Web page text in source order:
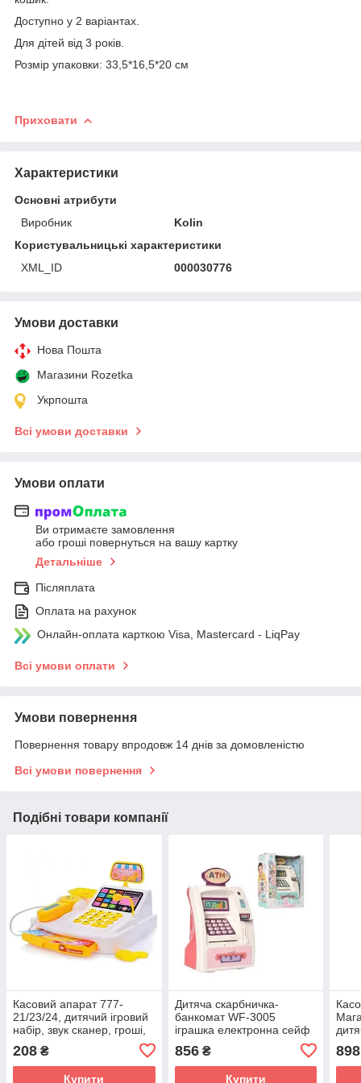
Доступно у 2 варіантах.
Для дітей від 3 років.
Розмір упаковки: 33,5*16,5*20 см
Приховати
Характеристики
Основні атрибути
Виробник
Kolin
Користувальницькі характеристики
XML_ID
000030776
Умови доставки
Нова Пошта
Магазини Rozetka
Укрпошта
Всі умови доставки
Умови оплати
Ви отримаєте замовлення
або гроші повернуться на вашу картку
Детальніше
Післяплата
Оплата на рахунок
Онлайн-оплата карткою Visa, Mastercard - LiqPay
Всі умови оплати
Умови повернення
Повернення товару впродовж 14 днів за домовленістю
Всі умови повернення
Подібні товари компанії
Касовий апарат 777-
21/23/24, дитячий ігровий
набір, звук сканер, гроші,
іграшка магазин для дітей
208 ₴
Купити
Дитяча скарбничка-
банкомат WF-3005
іграшка електронна сейф
купюроприймач звук
світло англ
856₴
Купити
898